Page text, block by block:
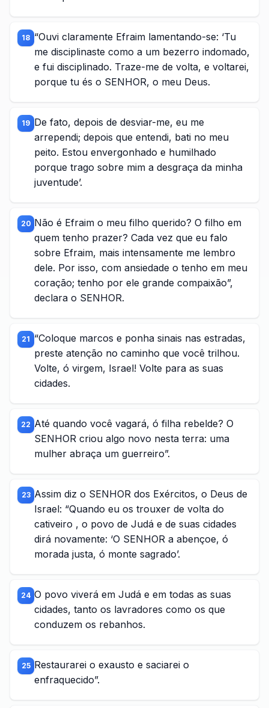
18 “Ouvi claramente Efraim lamentando-se: ‘Tu
me disciplinaste como a um bezerro indomado,
e fui disciplinado. Traze-me de volta, e voltarei,
porque tu és o SENHOR, o meu Deus.
19 De fato, depois de desviar-me, eu me
arrependi; depois que entendi, bati no meu
peito. Estou envergonhado e humilhado
porque trago sobre mim a desgraça da minha
juventude’.
20 Não é Efraim o meu filho querido? O filho em
quem tenho prazer? Cada vez que eu falo
sobre Efraim, mais intensamente me lembro
dele. Por isso, com ansiedade o tenho em meu
coração; tenho por ele grande compaixão”,
declara o SENHOR.
21 “Coloque marcos e ponha sinais nas estradas,
preste atenção no caminho que você trilhou.
Volte, ó virgem, Israel! Volte para as suas
cidades.
22 Até quando você vagará, ó filha rebelde? O
SENHOR criou algo novo nesta terra: uma
mulher abraça um guerreiro”.
23 Assim diz o SENHOR dos Exércitos, o Deus de
Israel: “Quando eu os trouxer de volta do
cativeiro , o povo de Judá e de suas cidades
dirá novamente: ‘O SENHOR a abençoe, ó
morada justa, ó monte sagrado’.
24 O povo viverá em Judá e em todas as suas
cidades, tanto os lavradores como os que
conduzem os rebanhos.
25 Restaurarei o exausto e saciarei o
enfraquecido”.